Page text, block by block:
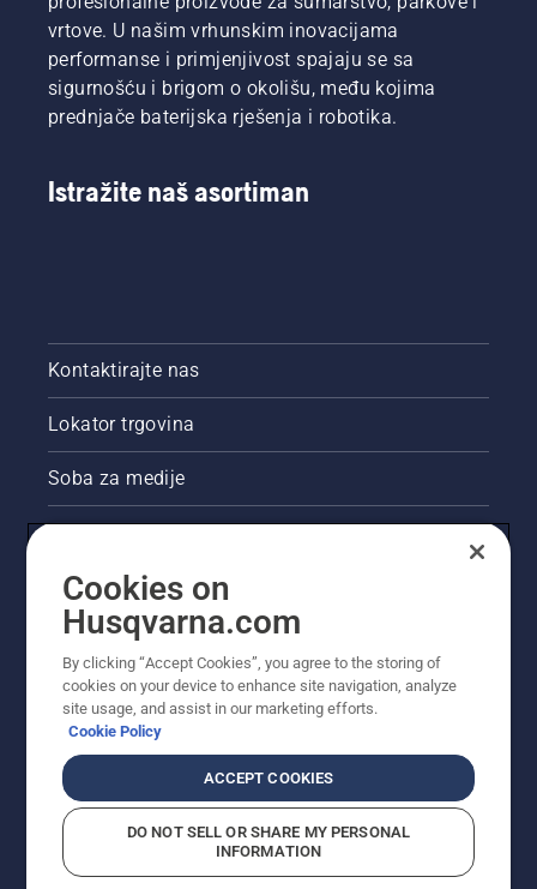
vrtove. U našim vrhunskim inovacijama
performanse i primjenjivost spajaju se sa
sigurnošću i brigom o okolišu, među kojima
prednjače baterijska rješenja i robotika.
Istražite naš asortiman
Kontaktirajte nas
Lokator trgovina
Soba za medije
Akcije
Pravne informacije o proizvodu
Ostale stranice tvrtke Husqvarna
Cookies on
Husqvarna.com
By clicking “Accept Cookies”, you agree to the storing of
cookies on your device to enhance site navigation, analyze
site usage, and assist in our marketing efforts.
Cookie Policy
ACCEPT COOKIES
DO NOT SELL OR SHARE MY PERSONAL
INFORMATION